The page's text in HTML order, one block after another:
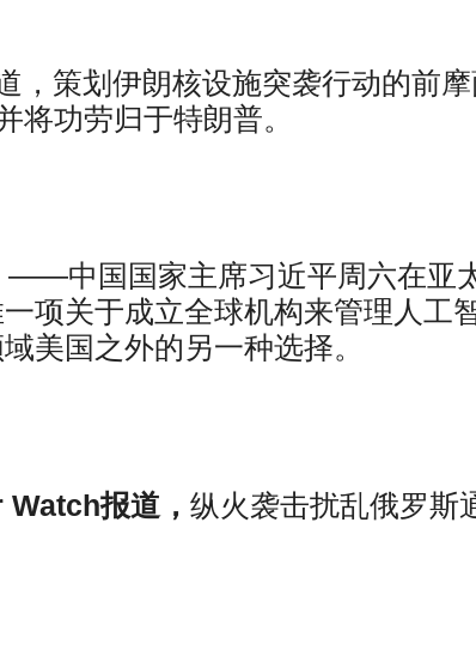
，策划伊朗核设施突袭行动的前
将功劳归于特朗普。
——中国国家主席习近平周六在亚
项关于成立全球机构来管理人工
美国之外的另一种选择。
报道， 纵火袭击扰乱俄罗斯